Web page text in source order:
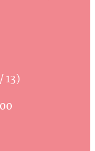
13)